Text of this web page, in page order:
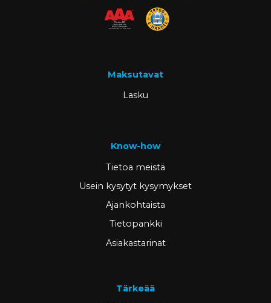
Maksutavat
Lasku
Know-how
Tietoa meistä
Usein kysytyt kysymykset
Ajankohtaista
Tietopankki
Asiakastarinat
Tärkeää